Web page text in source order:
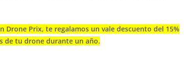
Prix, te regalamos un vale descuento del 15%
de tu drone durante un año.